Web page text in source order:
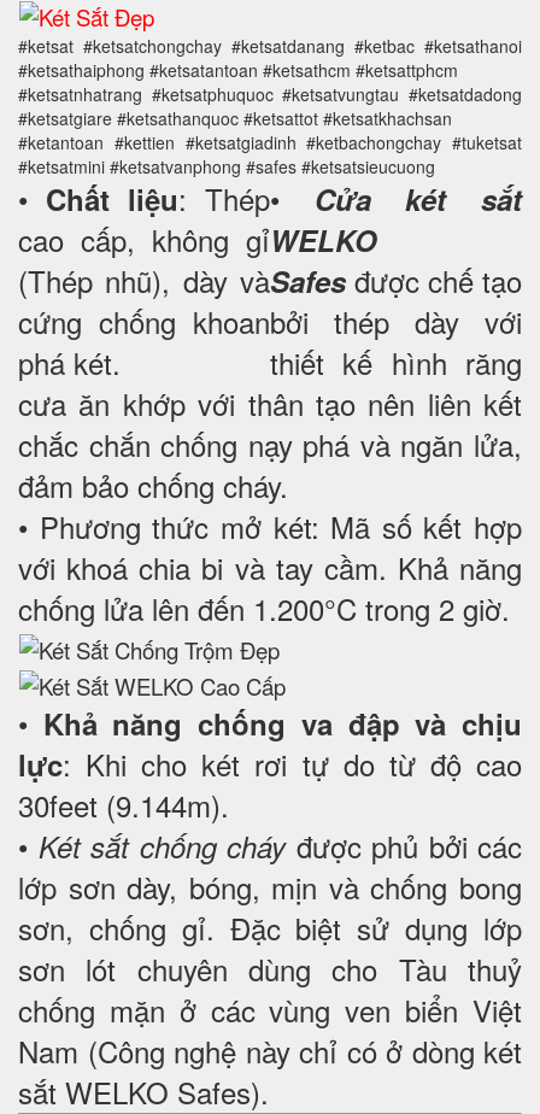
#ketsat #ketsatchongchay #ketsatdanang #ketbac #ketsathanoi
#ketsathaiphong #ketsatantoan #ketsathcm #ketsattphcm
#ketsatnhatrang #ketsatphuquoc #ketsatvungtau #ketsatdadong
#ketsatgiare #ketsathanquoc #ketsattot #ketsatkhachsan
#ketantoan #kettien #ketsatgiadinh #ketbachongchay #tuketsat
#ketsatmini #ketsatvanphong #safes #ketsatsieucuong
• Chất liệu: Thép
cao cấp, không gỉ
(Thép nhũ), dày và
cứng chống khoan
phá két.
• Cửa két sắt
WELKO
Safesđược chế tạo
bởi thép dày với
thiết kế hình răng
cưa ăn khớp với thân tạo nên liên kết
chắc chắn chống nạy phá và ngăn lửa,
đảm bảo chống cháy.
• Phương thức mở két: Mã số kết hợp
với khoá chia bi và tay cầm. Khả năng
chống lửa lên đến 1.200°C trong 2 giờ.
• Khả năng chống va đập và chịu
lực: Khi cho két rơi tự do từ độ cao
30feet (9.144m).
• Két sắt chống cháyđược phủ bởi các
lớp sơn dày, bóng, mịn và chống bong
sơn, chống gỉ. Đặc biệt sử dụng lớp
sơn lót chuyên dùng cho Tàu thuỷ
chống mặn ở các vùng ven biển Việt
Nam (Công nghệ này chỉ có ở dòng két
sắt WELKO Safes).